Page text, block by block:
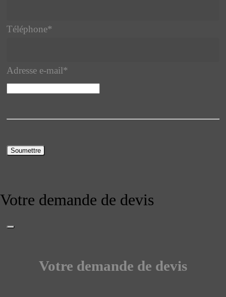
Téléphone*
Adresse e-mail*
Soumettre
Votre demande de devis
Votre demande de devis